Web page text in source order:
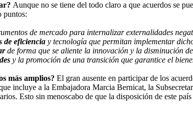
Aunque no se tiene del todo claro a que acuerdos se
puntos:
de mercado para internalizar externalidades
de eficiencia y tecnología que permitan implementar
de forma que se aliente la innovación y la disminución
y la promoción de una transición que garantice el
más amplios? El gran ausente en participar de los
incluye a la Embajadora Marcia Bernicat, la
Esto sin menoscabo de que la disposición de este